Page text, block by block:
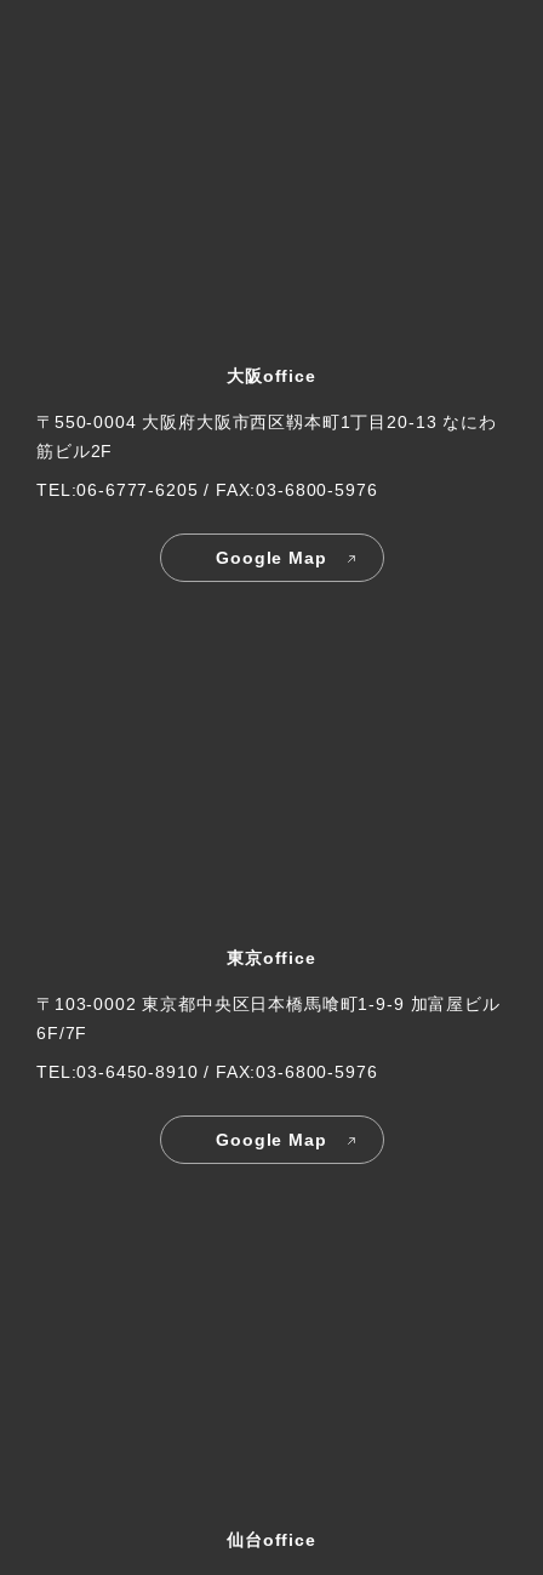
大阪office
〒550-0004 大阪府大阪市西区靱本町1丁目20-13 なにわ
筋ビル2F
TEL:06-6777-6205 / FAX:03-6800-5976
Google Map
東京office
〒103-0002 東京都中央区日本橋馬喰町1-9-9 加富屋ビル
6F/7F
TEL:03-6450-8910 / FAX:03-6800-5976
Google Map
仙台office